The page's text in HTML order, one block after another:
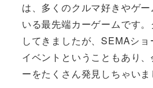
は、多くのクルマ好きやゲ
いる最先端カーゲームです
してきましたが、SEMAシ
イベントということもあり
ーをたくさん発見しちゃいま